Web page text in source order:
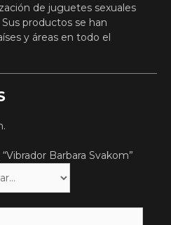
de juguetes sexuales
productos se han
y áreas en todo el
Barbara Svakom”